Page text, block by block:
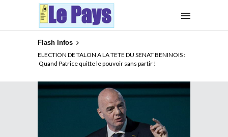
Flash Infos
ELECTION DE TALON A LA TETE DU SENAT BENINOIS :
Quand Patrice quitte le pouvoir sans partir !
ENCADREMENT TECHNIQUE DES ELEPHANTS : Hervé
Renard saura-t-il se montrer à la hauteur de la tâche ?